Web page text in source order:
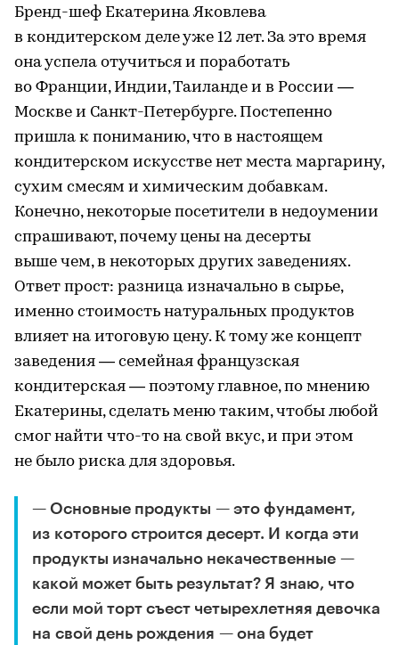
Бренд-шеф Екатерина Яковлева
в кондитерском деле уже 12 лет. За это время
она успела отучиться и поработать
во Франции, Индии, Таиланде и в России —
Москве и Санкт-Петербурге. Постепенно
пришла к пониманию, что в настоящем
кондитерском искусстве нет места маргарину,
сухим смесям и химическим добавкам.
Конечно, некоторые посетители в недоумении
спрашивают, почему цены на десерты
выше чем, в некоторых других заведениях.
Ответ прост: разница изначально в сырье,
именно стоимость натуральных продуктов
влияет на итоговую цену. К тому же концепт
заведения — семейная французская
кондитерская — поэтому главное, по мнению
Екатерины, сделать меню таким, чтобы любой
смог найти что-то на свой вкус, и при этом
не было риска для здоровья.
— Основные продукты — это фундамент,
из которого строится десерт. И когда эти
продукты изначально некачественные —
какой может быть результат? Я знаю, что
если мой торт съест четырехлетняя девочка
на свой день рождения — она будет